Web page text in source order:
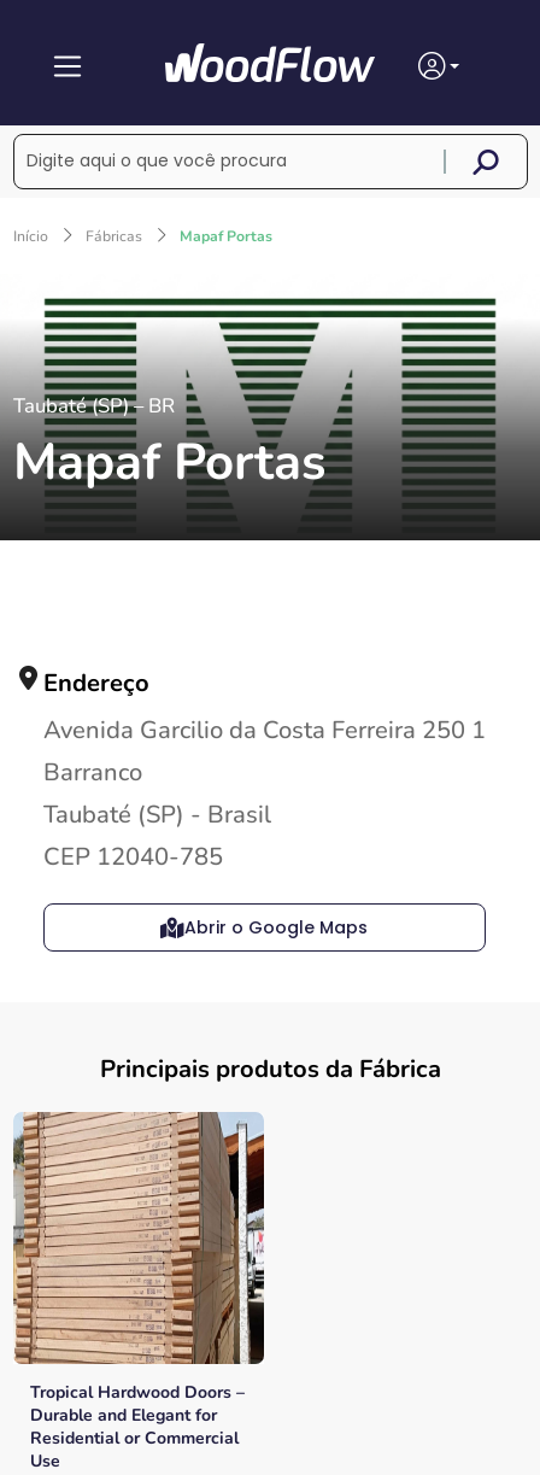
Início Fábricas Mapaf Portas
Taubaté (SP) – BR
Mapaf Portas
Endereço
Avenida Garcilio da Costa Ferreira 250 1
Barranco
Taubaté (SP) - Brasil
CEP 12040-785
Abrir o Google Maps
Principais produtos da Fábrica
Tropical Hardwood Doors –
Durable and Elegant for
Residential or Commercial
Use